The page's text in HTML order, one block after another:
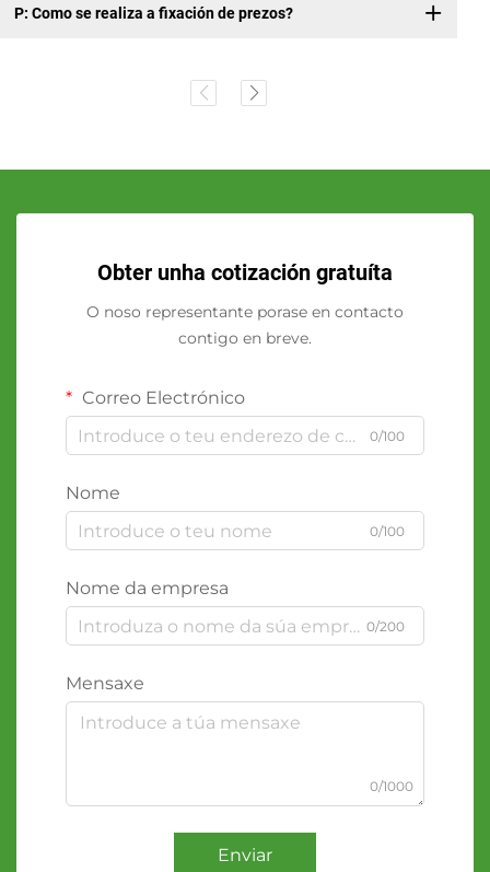
P: Como se realiza a fixación de prezos?
Obter unha cotización gratuíta
O noso representante porase en contacto
contigo en breve.
Correo Electrónico
0/100
Nome
0/100
Nome da empresa
0/200
Mensaxe
0/1000
Enviar